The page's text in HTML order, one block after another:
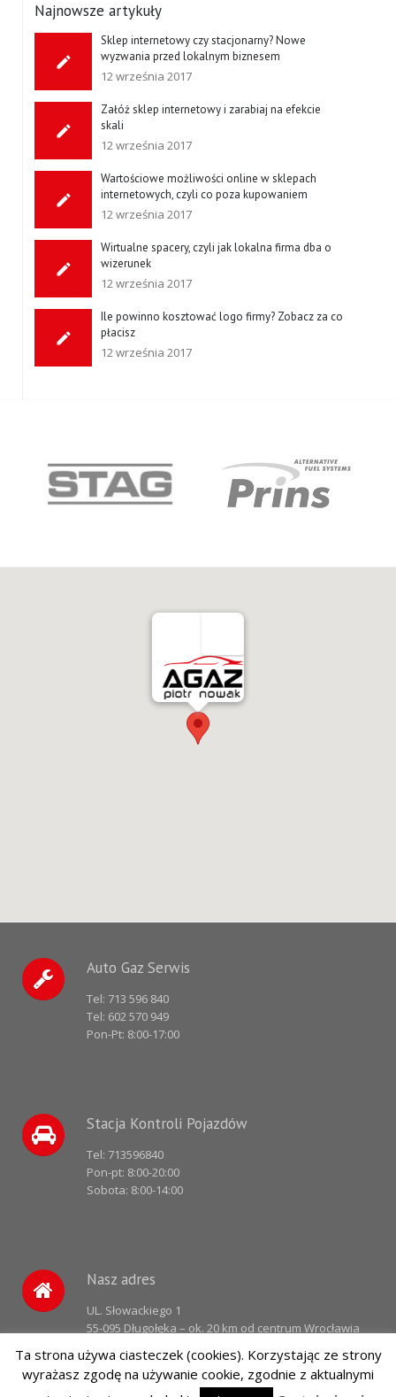
Najnowsze artykuły
Sklep internetowy czy stacjonarny? Nowe
wyzwania przed lokalnym biznesem
12 września 2017
Załóż sklep internetowy i zarabiaj na efekcie
skali
12 września 2017
Wartościowe możliwości online w sklepach
internetowych, czyli co poza kupowaniem
12 września 2017
Wirtualne spacery, czyli jak lokalna firma dba o
wizerunek
12 września 2017
Ile powinno kosztować logo firmy? Zobacz za co
płacisz
12 września 2017
Auto Gaz Serwis
Tel: 713 596 840
Tel: 602 570 949
Pon-Pt: 8:00-17:00
Stacja Kontroli Pojazdów
Tel: 713596840
Pon-pt: 8:00-20:00
Sobota: 8:00-14:00
Nasz adres
UL. Słowackiego 1
55-095 Długołęka – ok. 20 km od centrum Wrocławia
Ta strona używa ciasteczek (cookies). Korzystając ze strony
wyrażasz zgodę na używanie cookie, zgodnie z aktualnymi